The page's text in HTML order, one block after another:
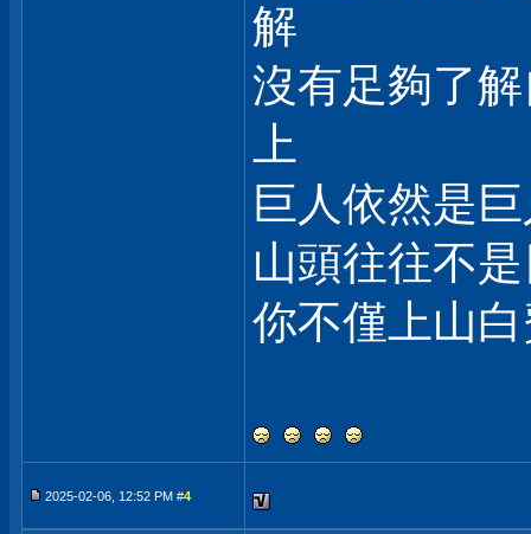
解
沒有足夠了
上
巨人依然是
山頭往往不
你不僅上山
2025-02-06, 12:52 PM #4